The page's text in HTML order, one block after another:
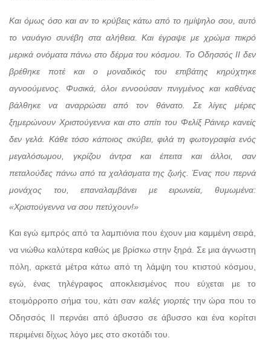
Και όμως όσο και αν το κρύβεις κάτω από το ημίψηλο σου, αυτό
το ναυάγιο συνέβη στα αλήθεια. Και έγραψε με χρώμα πικρό
μερικά ονόματα πάνω στο δέρμα του κόσμου. Το Οδησσός ΙΙ δεν
βρέθηκε ποτέ και ο μοναδικός του επιβάτης κηρύχτηκε
αγνοούμενος. Φυσικά, όλοι εννοούσαν πνιγμένος και καθένας
βάλθηκε να αναρρώσει από τον θάνατο. Σε λίγες μέρες
ξημερώνουν Χριστούγεννα και στο σπίτι του Φελίξ Ράινερ κανείς
δεν γελά. Κάθε τόσο κάποιος σκύβει, φιλά τη φωτογραφία ενός
μεγαλόσωμου, γκρίζου άντρα και έπειτα και άλλοι, σαν
πεταλούδες πάνω από τα χαλάσματα της ζωής. Ένας που περνά
μονάχος του, επαναλαμβάνει με ειρωνεία, θυμωμένα:
«Χριστούγεννα να σου πετύχουν!»
Και εγώ εμπρός από τα λαμπιόνια που έχουν μια καμμένη σειρά,
να νιώθω καλύτερα καθώς με βρίσκω στην ξηρά. Σε μια άγνωστη
πόλη, αρκετά μέτρα κάτω από τη λάμψη του κτιστού κόσμου,
εγώ, ένας τηλέγραφος αποκλεισμένος που εύχεται με το
ετοιμόρροπο σήμα του, κάτι σαν καλές γιορτέςτην ώρα που το
Οδησσός ΙΙ περνάει από άβυσσο σε άβυσσο και ένα κορίτσι
περιμένει δίχως λόγο μες στο σκοτάδι του.